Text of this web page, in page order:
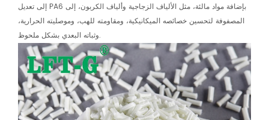
إلى تعديل PA6 بإضافة مواد مالئة، مثل الألياف الزجاجية وألياف الكربون، إلى
المصفوفة لتحسين خصائصه الميكانيكية، ومقاومته للهب، وموصليته الحرارية،
وثباته البعدي بشكل ملحوظ.